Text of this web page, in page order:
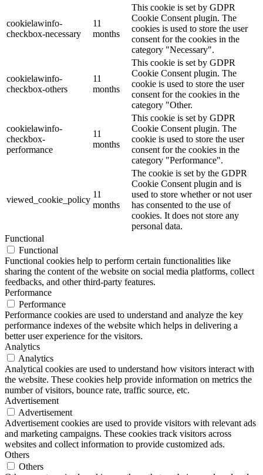
cookielawinfo-
checkbox-necessary
11
months
This cookie is set by GDPR
Cookie Consent plugin. The
cookies is used to store the user
consent for the cookies in the
category "Necessary".
cookielawinfo-
checkbox-others
11
months
This cookie is set by GDPR
Cookie Consent plugin. The
cookie is used to store the user
consent for the cookies in the
category "Other.
cookielawinfo-
checkbox-
performance
11
months
This cookie is set by GDPR
Cookie Consent plugin. The
cookie is used to store the user
consent for the cookies in the
category "Performance".
viewed_cookie_policy
11
months
The cookie is set by the GDPR
Cookie Consent plugin and is
used to store whether or not user
has consented to the use of
cookies. It does not store any
personal data.
Functional
Functional
Functional cookies help to perform certain functionalities like
sharing the content of the website on social media platforms, collect
feedbacks, and other third-party features.
Performance
Performance
Performance cookies are used to understand and analyze the key
performance indexes of the website which helps in delivering a
better user experience for the visitors.
Analytics
Analytics
Analytical cookies are used to understand how visitors interact with
the website. These cookies help provide information on metrics the
number of visitors, bounce rate, traffic source, etc.
Advertisement
Advertisement
Advertisement cookies are used to provide visitors with relevant ads
and marketing campaigns. These cookies track visitors across
websites and collect information to provide customized ads.
Others
Others